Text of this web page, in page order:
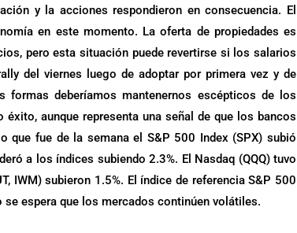
y la acciones respondieron en consecuencia. El
en este momento. La oferta de propiedades es
pero esta situación puede revertirse si los salarios
del viernes luego de adoptar por primera vez y de
deberíamos mantenernos escépticos de los
aunque representa una señal de que los bancos
que fue de la semana el S&P 500 Index (SPX) subió
a los índices subiendo 2.3%. El Nasdaq (QQQ) tuvo
IWM) subieron 1.5%. El índice de referencia S&P 500
espera que los mercados continúen volátiles.